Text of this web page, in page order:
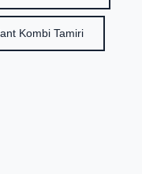
Kombi Tamiri